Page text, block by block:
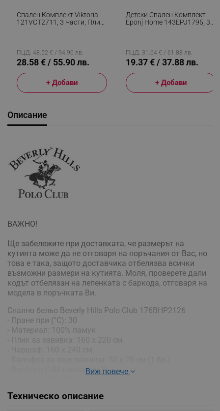
Спален Комплект Viktoria
121VCT2711, 3 Части, Плик
ПЦД: 48.52 € / 94.90 лв.
28.58 € / 55.90 лв.
+ Добави
Детски Спален Комплект
Eponj Home 143EPJ1795, 3
Сив/розов
ПЦД: 31.64 € / 61.88 лв.
19.37 € / 37.88 лв.
+ Добави
Описание
ВАЖНО!
Ще забележите при доставката, че размерът на
кутията може да не отговаря на поръчания от Вас, но
това е така, защото доставчика отбелязва всички
възможни размери на кутията. Моля, проверете дали
кодът отбелязан на лепенката с баркода, отговаря на
модела в поръчката Ви.
Спално бельо Beverly Hills Polo Club 176BHP2126
- Пране при (°C): 30
- Материал: 100% памук
- Ranforce (144 нишки/см2)Виж повече
Техническо описание